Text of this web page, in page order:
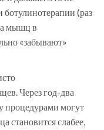
(раз
мышц в
«забывают»
Через год-два
процедурами могут
становится слабее,